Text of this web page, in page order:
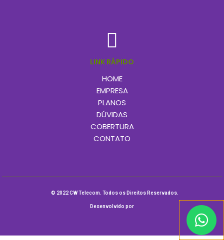
LINK RÁPIDO
HOME
EMPRESA
PLANOS
DÚVIDAS
COBERTURA
CONTATO
© 2022 CW Telecom. Todos os Direitos Reservados.
Desenvolvido por